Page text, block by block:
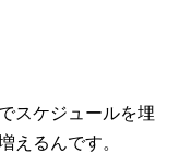
スケジュールを埋
えるんです。